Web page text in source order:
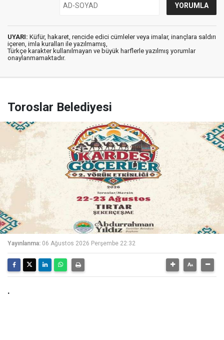
UYARI: Küfür, hakaret, rencide edici cümleler veya imalar, inançlara saldırı
içeren, imla kuralları ile yazılmamış,
Türkçe karakter kullanılmayan ve büyük harflerle yazılmış yorumlar
onaylanmamaktadır.
Toroslar Belediyesi
Yayınlanma: 06 Ağustos 2026 Perşembe 22:32
.